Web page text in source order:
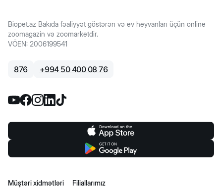
Biopet.az Bakıda fəaliyyət göstərən və ev heyvanları üçün online
zoomagazin və zoomarketdir.
VÖEN: 2006199541
876 +994 50 400 08 76
Müştəri xidmətləri
Filiallarımız